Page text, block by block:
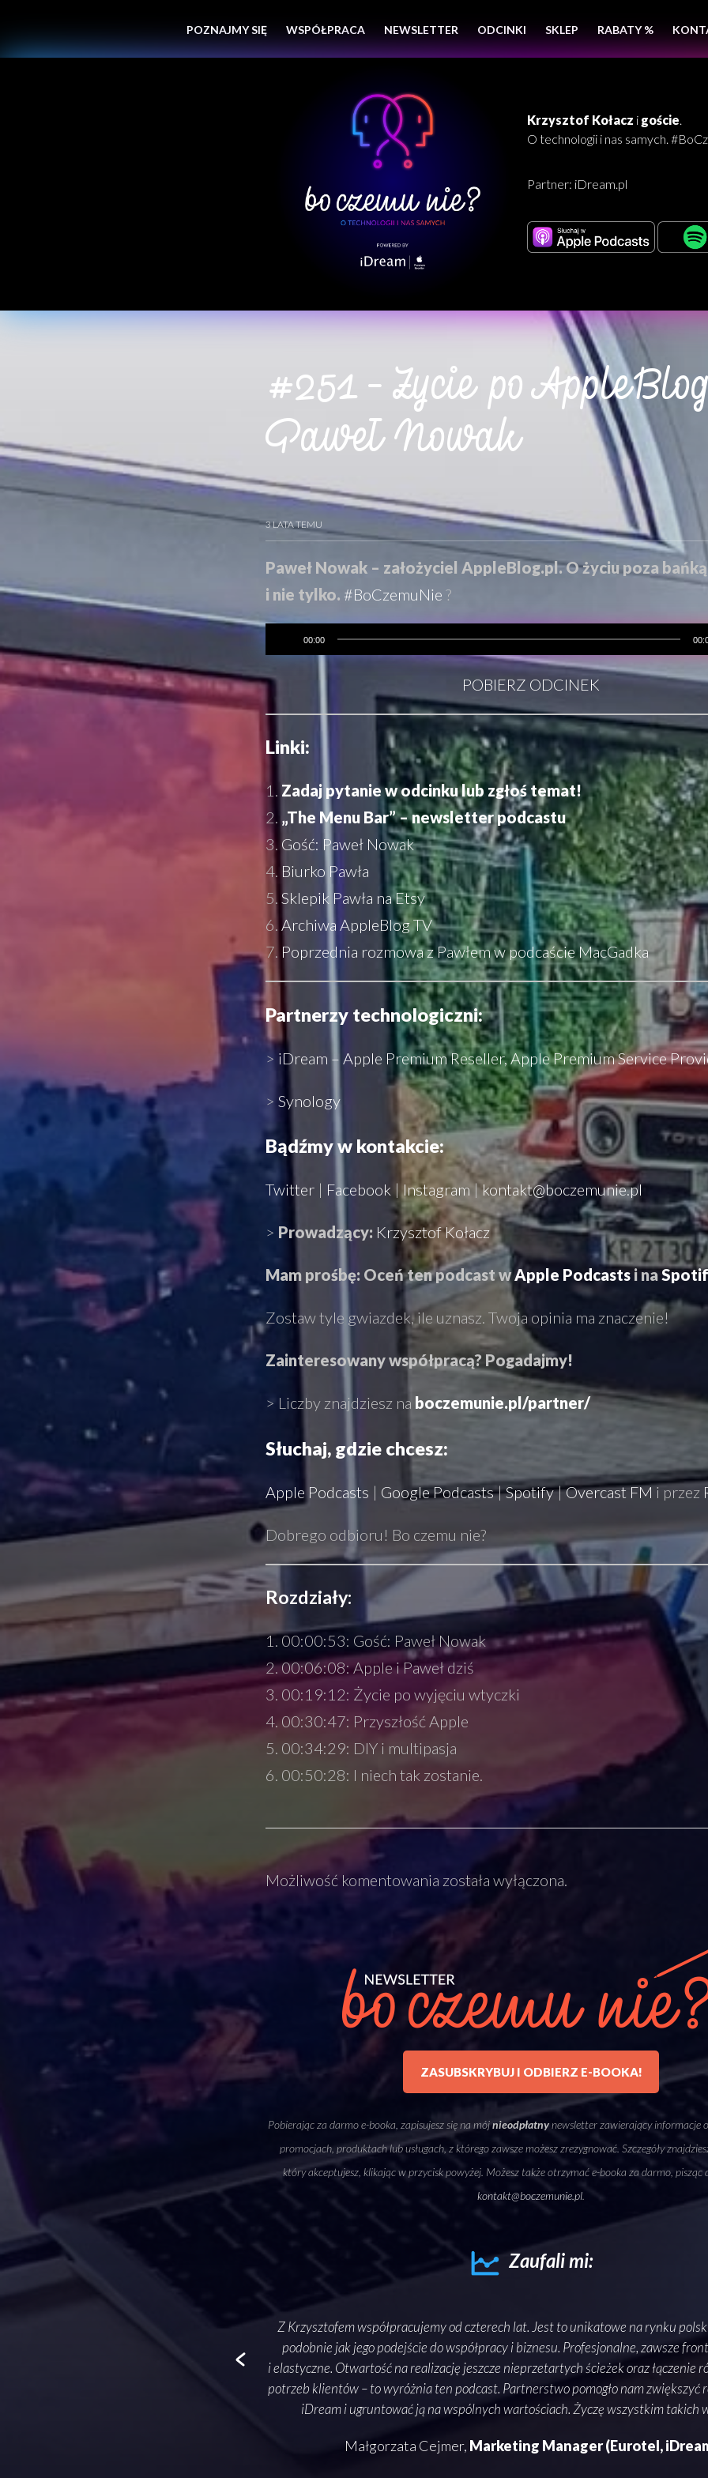
POZNAJMY SIĘ WSPÓŁPRACA NEWSLETTER ODCINKI SKLEP RABATY %
Krzysztof Kołacz i goście.
O technologii i nas samych.
Partner: iDream.pl
#251 – Życie po
Paweł Nowak
3 LATA TEMU
Paweł Nowak – założyciel AppleBlog.pl. O życiu poza
i nie tylko. #BoCzemuNie ?
00:00
POBIERZ ODCINEK
Linki:
Zadaj pytanie w odcinku lub zgłoś temat!
„The Menu Bar” – newsletter podcastu
Gość: Paweł Nowak
Biurko Pawła
Sklepik Pawła na Etsy
Archiwa AppleBlog TV
Poprzednia rozmowa z Pawłem w podcaście MacGadka
Partnerzy technologiczni:
> iDream – Apple Premium Reseller, Apple Premium Service
> Synology
Bądźmy w kontakcie:
Twitter | Facebook |Instagram |kontakt@boczemunie.pl
> Prowadzący: Krzysztof Kołacz
Mam prośbę: Oceń ten podcast wApple Podcasts i na
Zostaw tyle gwiazdek, ile uznasz. Twoja opinia ma znaczenie!
Zainteresowany współpracą? Pogadajmy!
> Liczby znajdziesz na boczemunie.pl/partner/
Słuchaj, gdzie chcesz:
Apple Podcasts | Google Podcasts|Spotify|Overcast FM i przez
Dobrego odbioru! Bo czemu nie?
Rozdziały:
00:00:53: Gość: Paweł Nowak
00:06:08: Apple i Paweł dziś
00:19:12: Życie po wyjęciu wtyczki
00:30:47: Przyszłość Apple
00:34:29: DIY i multipasja
00:50:28: I niech tak zostanie.
Możliwość komentowania została wyłączona.
ZASUBSKRYBUJ I ODBIERZ E-BOOKA!
Pobierając za darmo e-booka, zapisujesz się na mójnieodpłatnynewsletter zawierający informacje
promocjach, produktach lub usługach, z którego zawsze możesz zrezygnować. Szczegóły
który akceptujesz, klikając w przycisk powyżej. Możesz także otrzymać e-booka za darmo, pisząc
kontakt@boczemunie.pl
Zaufali mi:
jako zupełnego laika. Z przyjemnością
Z Krzysztofem współpracujemy od czterech lat. Jest to unikatowe na rynku
podobnie jak jego podejście do współpracy i biznesu. Profesjonalne, zawsze
i elastyczne. Otwartość na realizację jeszcze nieprzetartych ścieżek oraz łączenie
potrzeb klientów – to wyróżnia ten podcast. Partnerstwo pomogło nam zwiększyć
iDream i ugruntować ją na wspólnych wartościach. Życzę wszystkim takich
Małgorzata Cejmer, Marketing Manager (Eurotel,
‹